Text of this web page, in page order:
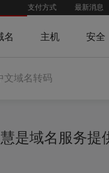
最新消息
支付方式
名 主机 安全
文域名转码
慧是域名服务